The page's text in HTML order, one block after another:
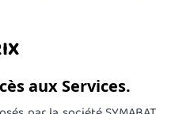
aux Services.